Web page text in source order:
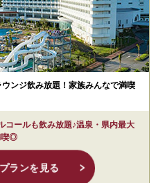
ンジ飲み放題！家族みんなで満喫
コールも飲み放題♪温泉・県内最大
喫◎
ランを見る